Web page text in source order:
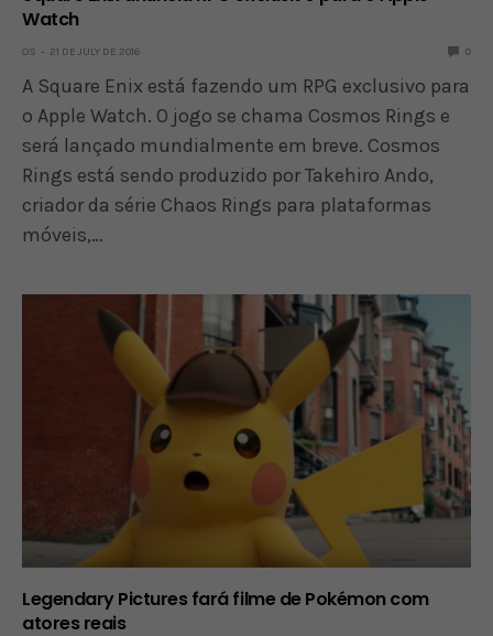
Watch
OS 21 DE JULY DE 2016 0
A Square Enix está fazendo um RPG exclusivo para
o Apple Watch. O jogo se chama Cosmos Rings e
será lançado mundialmente em breve. Cosmos
Rings está sendo produzido por Takehiro Ando,
criador da série Chaos Rings para plataformas
móveis,…
Legendary Pictures fará filme de Pokémon com
atores reais